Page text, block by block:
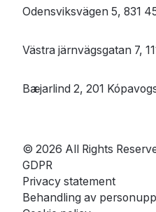
Odensviksvägen 5, 831
Västra järnvägsgatan 7,
Bæjarlind 2, 201
© 2026 All Rights
GDPR
Privacy statement
Behandling av